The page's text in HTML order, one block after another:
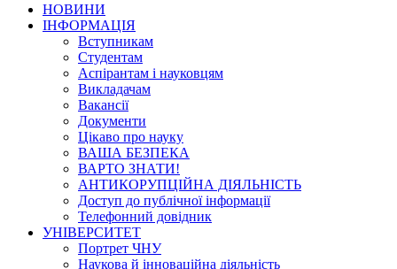
НОВИНИ
ІНФОРМАЦІЯ
Вступникам
Студентам
Аспірантам і науковцям
Викладачам
Вакансії
Документи
Цікаво про науку
ВАША БЕЗПЕКА
ВАРТО ЗНАТИ!
АНТИКОРУПЦІЙНА ДІЯЛЬНІСТЬ
Доступ до публічної інформації
Телефонний довідник
УНІВЕРСИТЕТ
Портрет ЧНУ
Наукова й інноваційна діяльність